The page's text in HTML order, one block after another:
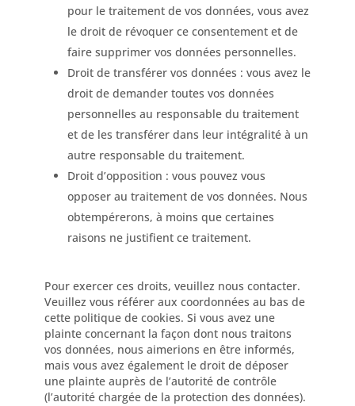
pour le traitement de vos données, vous avez
le droit de révoquer ce consentement et de
faire supprimer vos données personnelles.
Droit de transférer vos données : vous avez le
droit de demander toutes vos données
personnelles au responsable du traitement
et de les transférer dans leur intégralité à un
autre responsable du traitement.
Droit d’opposition : vous pouvez vous
opposer au traitement de vos données. Nous
obtempérerons, à moins que certaines
raisons ne justifient ce traitement.
Pour exercer ces droits, veuillez nous contacter.
Veuillez vous référer aux coordonnées au bas de
cette politique de cookies. Si vous avez une
plainte concernant la façon dont nous traitons
vos données, nous aimerions en être informés,
mais vous avez également le droit de déposer
une plainte auprès de l’autorité de contrôle
(l’autorité chargée de la protection des données).